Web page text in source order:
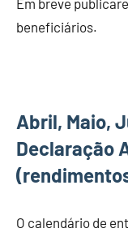
Em breve
beneficiários.
Abril, Maio,
Declaração
O calendário de